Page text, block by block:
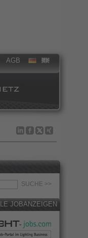
AGB
JOBANZEIGEN